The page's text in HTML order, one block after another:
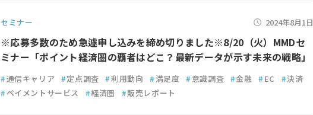
セミナー 2024年8月1日
※応募多数のため急遽申し込みを締め切りました※8/20（火）MMDセ
ミナー「ポイント経済圏の覇者はどこ？最新データが示す未来の戦略」
#通信キャリア #定点調査 #利用動向 #満足度 # 意識調査 #金融 # EC #決済
#ペイメントサービス #経済圏 #販売レポート